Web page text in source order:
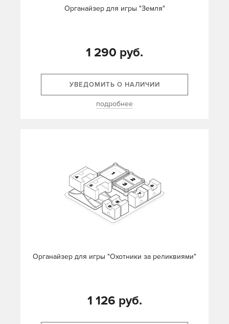
Органайзер для игры "Земля"
1 290 руб.
УВЕДОМИТЬ О НАЛИЧИИ
подробнее
Органайзер для игры "Охотники за реликвиями"
1 126 руб.